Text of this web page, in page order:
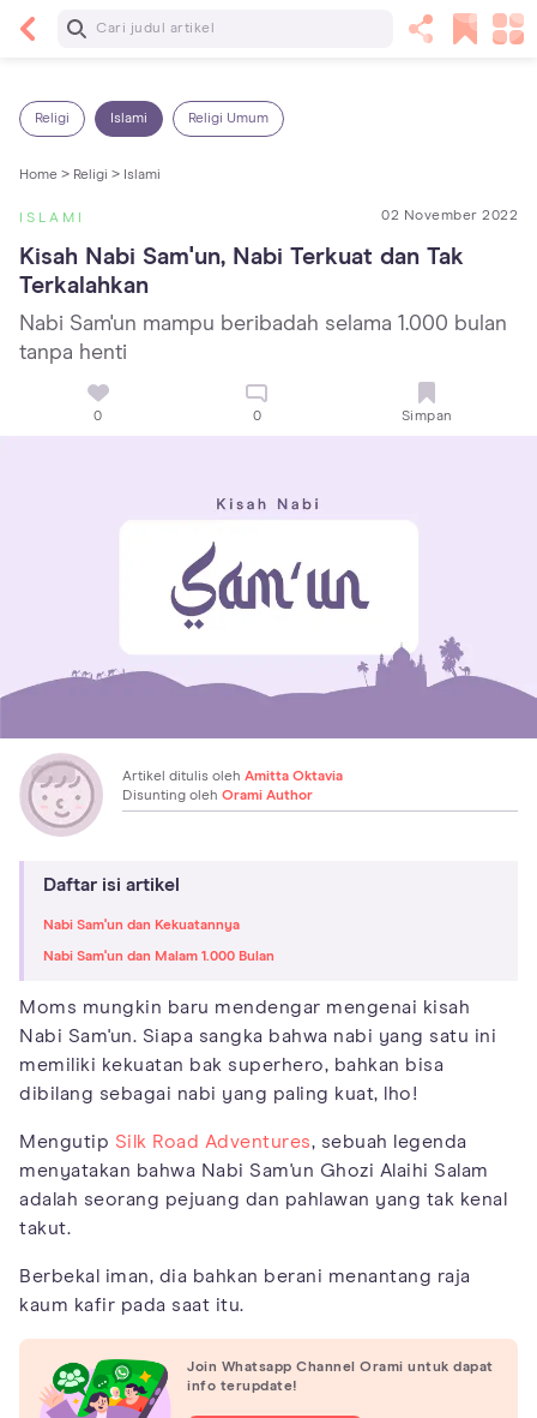
Baca Selanjutnya
Religi Islami Religi Umum
Home > Religi > Islami
ISLAMI 02 November 2022
Kisah Nabi Sam'un, Nabi Terkuat dan Tak
Terkalahkan
Nabi Sam'un mampu beribadah selama 1.000 bulan
tanpa henti
0 0 Simpan
Artikel ditulis oleh Amitta Oktavia
Disunting oleh Orami Author
Daftar isi artikel
Nabi Sam'un dan Kekuatannya
Nabi Sam'un dan Malam 1.000 Bulan
Moms mungkin baru mendengar mengenai kisah
Nabi Sam'un. Siapa sangka bahwa nabi yang satu ini
memiliki kekuatan bak superhero, bahkan bisa
dibilang sebagai nabi yang paling kuat, lho!
Mengutip Silk Road Adventures, sebuah legenda
menyatakan bahwa Nabi Sam'un Ghozi Alaihi Salam
adalah seorang pejuang dan pahlawan yang tak kenal
takut.
Berbekal iman, dia bahkan berani menantang raja
kaum kafir pada saat itu.
Join Whatsapp Channel Orami untuk dapat
info terupdate!